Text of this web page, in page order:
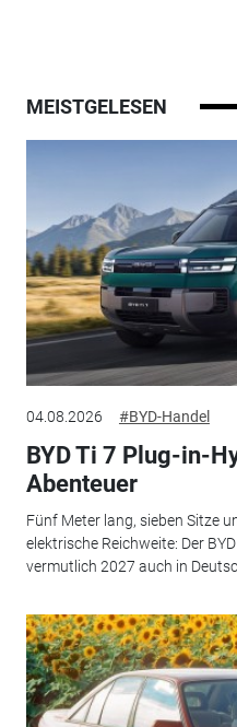
MEISTGELESEN
04.08.2026 #BYD-Handel
BYD Ti 7 Plug-in-
Abenteuer
Fünf Meter lang, sieben Sitze
elektrische Reichweite: Der
vermutlich 2027 auch in